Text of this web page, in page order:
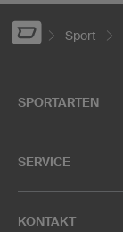
Sport
SPORTARTEN
SERVICE
KONTAKT